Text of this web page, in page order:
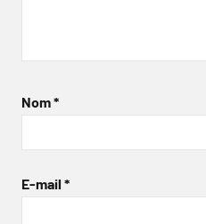
Nom*
E-mail *